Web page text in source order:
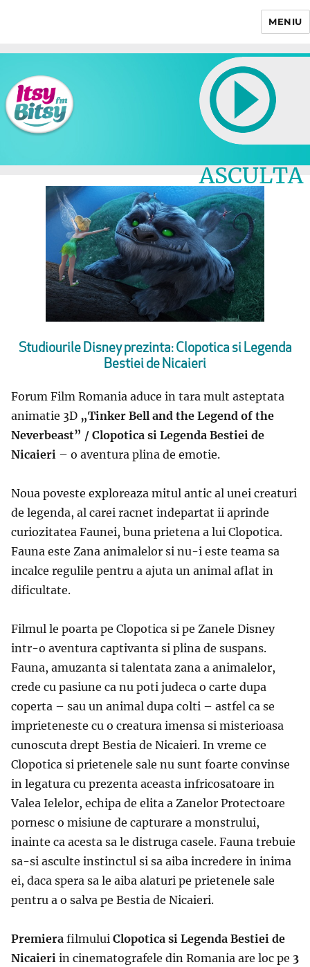
MENIU
ASCULTA
LIVE
Studiourile Disney prezinta: Clopotica si Legenda
Bestiei de Nicaieri
Forum Film Romania aduce in tara mult asteptata
animatie 3D „Tinker Bell and the Legend of the
Neverbeast” / Clopotica si Legenda Bestiei de
Nicaieri – o aventura plina de emotie.
Noua poveste exploreaza mitul antic al unei creaturi
de legenda, al carei racnet indepartat ii aprinde
curiozitatea Faunei, buna prietena a lui Clopotica.
Fauna este Zana animalelor si nu-i este teama sa
incalce regulile pentru a ajuta un animal aflat in
dificultate.
Filmul le poarta pe Clopotica si pe Zanele Disney
intr-o aventura captivanta si plina de suspans.
Fauna, amuzanta si talentata zana a animalelor,
crede cu pasiune ca nu poti judeca o carte dupa
coperta – sau un animal dupa colti – astfel ca se
imprieteneste cu o creatura imensa si misterioasa
cunoscuta drept Bestia de Nicaieri. In vreme ce
Clopotica si prietenele sale nu sunt foarte convinse
in legatura cu prezenta aceasta infricosatoare in
Valea Ielelor, echipa de elita a Zanelor Protectoare
pornesc o misiune de capturare a monstrului,
inainte ca acesta sa le distruga casele. Fauna trebuie
sa-si asculte instinctul si sa aiba incredere in inima
ei, daca spera sa le aiba alaturi pe prietenele sale
pentru a o salva pe Bestia de Nicaieri.
Premiera filmului Clopotica si Legenda Bestiei de
Nicaieri in cinematografele din Romania are loc pe 3